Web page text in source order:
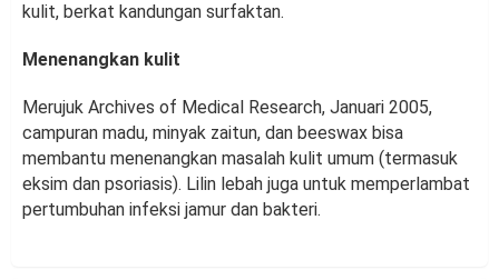
kulit, berkat kandungan surfaktan.
Menenangkan kulit
Merujuk Archives of Medical Research, Januari 2005,
campuran madu, minyak zaitun, dan beeswax bisa
membantu menenangkan masalah kulit umum (termasuk
eksim dan psoriasis). Lilin lebah juga untuk memperlambat
pertumbuhan infeksi jamur dan bakteri.